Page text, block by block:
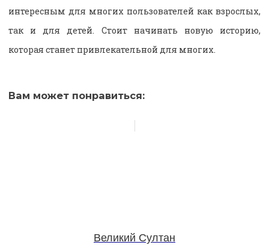
интересным для многих пользователей как взрослых,
так и для детей. Стоит начинать новую историю,
которая станет привлекательной для многих.
Вам может понравиться:
Великий Султан